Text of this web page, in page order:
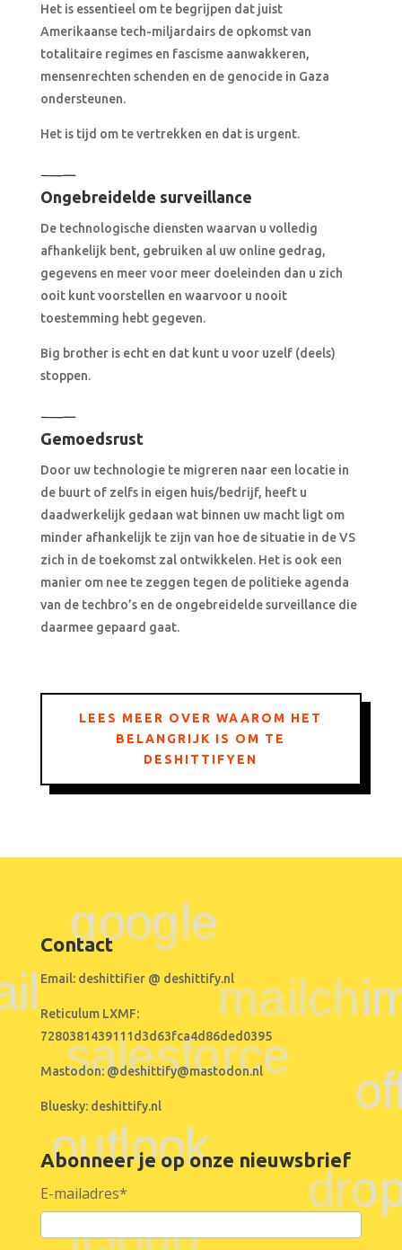
Het is essentieel om te begrijpen dat juist
Amerikaanse tech-miljardairs de opkomst van
totalitaire regimes en fascisme aanwakkeren,
mensenrechten schenden en de genocide in Gaza
ondersteunen.
Het is tijd om te vertrekken en dat is urgent.
Ongebreidelde surveillance
De technologische diensten waarvan u volledig
afhankelijk bent, gebruiken al uw online gedrag,
gegevens en meer voor meer doeleinden dan u zich
ooit kunt voorstellen en waarvoor u nooit
toestemming hebt gegeven.
Big brother is echt en dat kunt u voor uzelf (deels)
stoppen.
Gemoedsrust
Door uw technologie te migreren naar een locatie in
de buurt of zelfs in eigen huis/bedrijf, heeft u
daadwerkelijk gedaan wat binnen uw macht ligt om
minder afhankelijk te zijn van hoe de situatie in de VS
zich in de toekomst zal ontwikkelen. Het is ook een
manier om nee te zeggen tegen de politieke agenda
van de techbro’s en de ongebreidelde surveillance die
daarmee gepaard gaat.
LEES MEER OVER WAAROM HET
BELANGRIJK IS OM TE
DESHITTIFYEN
Contact
Email: deshittifier @ deshittify.nl
Reticulum LXMF:
7280381439111d3d63fca4d86ded0395
Mastodon:@deshittify@mastodon.nl
Bluesky: deshittify.nl
Abonneer je op onze nieuwsbrief
E-mailadres*